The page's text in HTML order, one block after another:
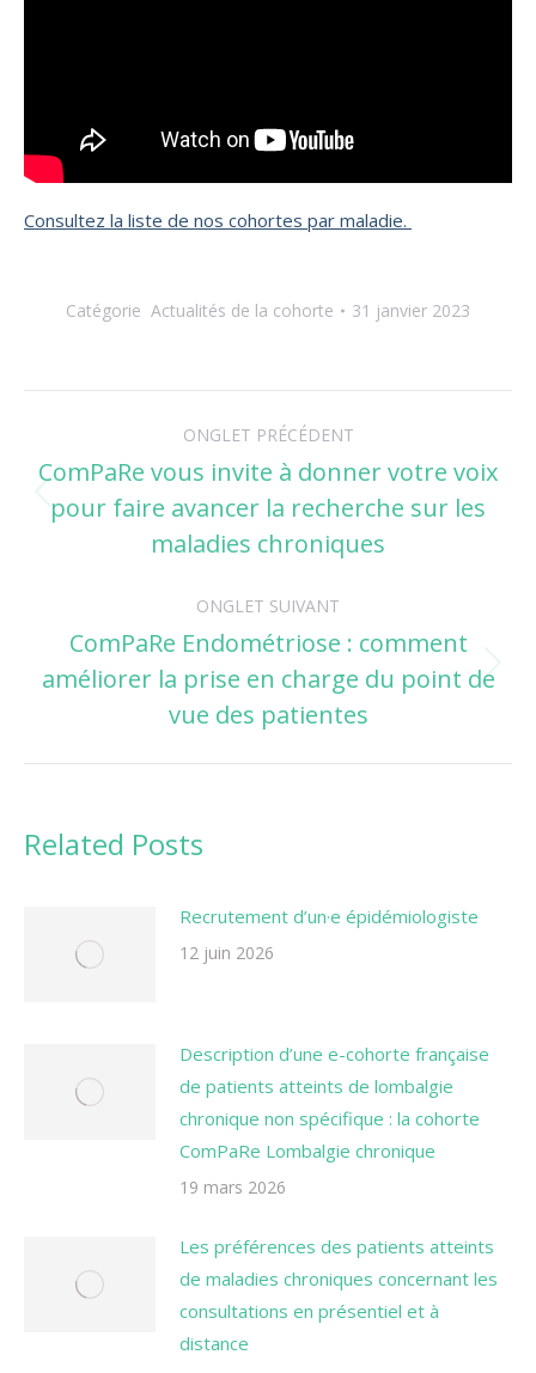
Consultez la liste de nos cohortes par maladie.
Catégorie Actualités de la cohorte 31 janvier 2023
de
commentaire
ONGLET PRÉCÉDENT
Onglet
précédent
ComPaRe vous invite à donner votre voix
pour faire avancer la recherche sur les
maladies chroniques
ONGLET SUIVANT
Onglet
suivant
ComPaRe Endométriose : comment
améliorer la prise en charge du point de
vue des patientes
Related Posts
Recrutement d’un·e épidémiologiste
12 juin 2026
Description d’une e-cohorte française
de patients atteints de lombalgie
chronique non spécifique : la cohorte
ComPaRe Lombalgie chronique
19 mars 2026
Les préférences des patients atteints
de maladies chroniques concernant les
consultations en présentiel et à
distance